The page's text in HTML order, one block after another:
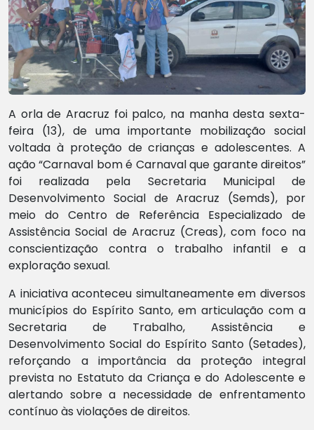
A orla de Aracruz foi palco, na manha desta sexta-
feira (13), de uma importante mobilização social
voltada à proteção de crianças e adolescentes. A
ação “Carnaval bom é Carnaval que garante direitos”
foi realizada pela Secretaria Municipal de
Desenvolvimento Social de Aracruz (Semds), por
meio do Centro de Referência Especializado de
Assistência Social de Aracruz (Creas), com foco na
conscientização contra o trabalho infantil e a
exploração sexual.
A iniciativa aconteceu simultaneamente em diversos
municípios do Espírito Santo, em articulação com a
Secretaria de Trabalho, Assistência e
Desenvolvimento Social do Espírito Santo (Setades),
reforçando a importância da proteção integral
prevista no Estatuto da Criança e do Adolescente e
alertando sobre a necessidade de enfrentamento
contínuo às violações de direitos.